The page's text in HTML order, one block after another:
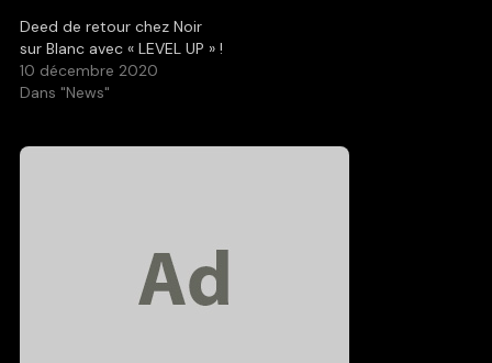
Deed de retour chez Noir
sur Blanc avec « LEVEL UP » !
10 décembre 2020
Dans "News"